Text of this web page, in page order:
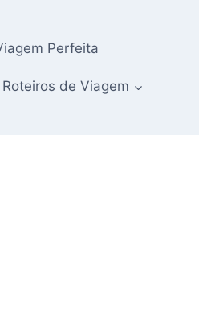
Perfeita
Roteiros de Viagem